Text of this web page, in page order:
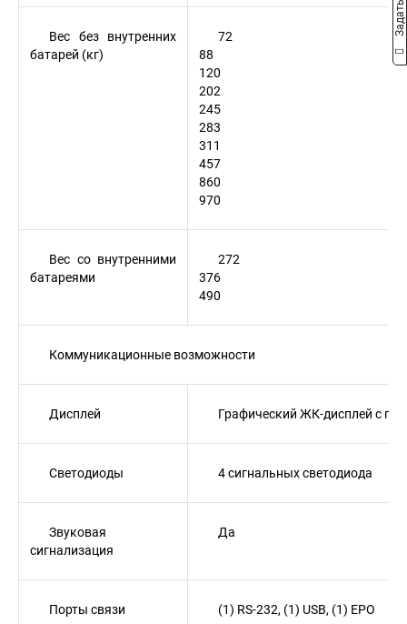
Вес без внутренних
батарей (кг)
72
88
120
202
245
283
311
457
860
970
Вес со внутренними
батареями
272
376
490
Коммуникационные возможности
Дисплей Графический ЖК-дисплей с
Светодиоды 4 сигнальных светодиода
Звуковая
сигнализация
Да
Порты связи (1) RS-232, (1) USB, (1) EPO